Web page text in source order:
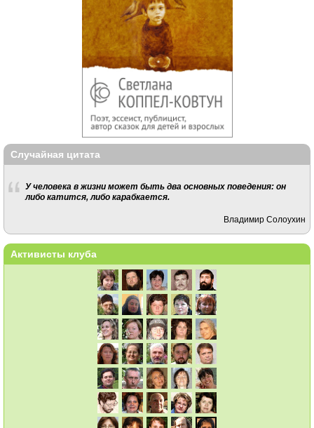
Случайная цитата
У человека в жизни может быть два основных поведения: он
либо катится, либо карабкается.
Владимир Солоухин
Активисты клуба